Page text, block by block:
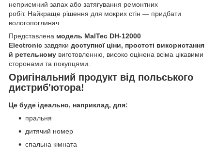
неприємний запах або затягування ремонтних
робіт. Найкраще рішення для мокрих стін — придбати
вологопоглинач.
Представлена модель MalTec DH-12000
Electronic завдяки доступної ціни, простоті використання
й ретельному виготовленню, високо оцінена всіма цікавими
сторонами та покупцями.
Оригінальний продукт від польського
дистриб'ютора!
Це буде ідеально, наприклад, для:
пральня
дитячий номер
спальна кімната